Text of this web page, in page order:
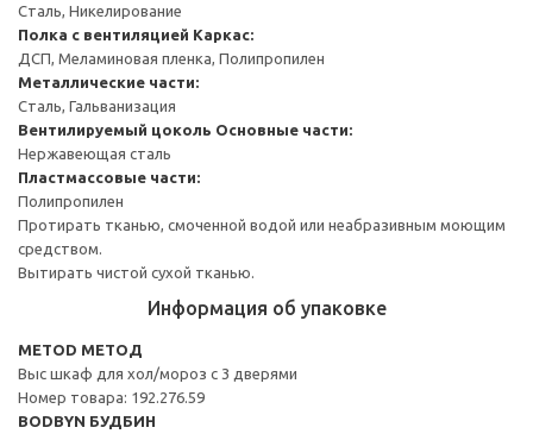
Сталь, Никелирование
Полка с вентиляцией Каркас:
ДСП, Меламиновая пленка, Полипропилен
Металлические части:
Сталь, Гальванизация
Вентилируемый цоколь Основные части:
Нержавеющая сталь
Пластмассовые части:
Полипропилен
Протирать тканью, смоченной водой или неабразивным моющим
средством.
Вытирать чистой сухой тканью.
Информация об упаковке
METOD МЕТОД
Выс шкаф для хол/мороз с 3 дверями
Номер товара: 192.276.59
BODBYN БУДБИН